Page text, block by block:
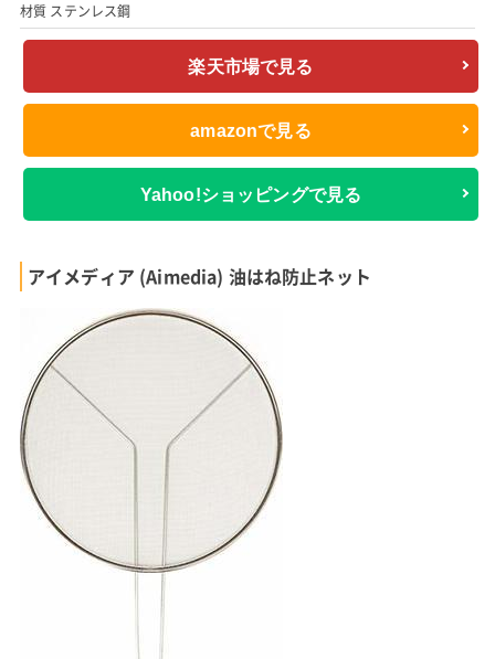
材質 ステンレス鋼
楽天市場で見る
amazonで見る
Yahoo!ショッピングで見る
アイメディア (Aimedia) 油はね防止ネット